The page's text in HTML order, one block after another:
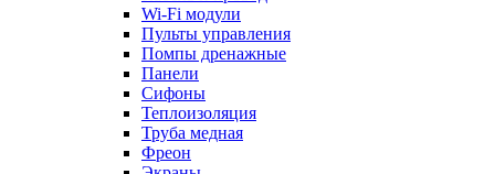
Wi-Fi модули
Пульты управления
Помпы дренажные
Панели
Сифоны
Теплоизоляция
Труба медная
Фреон